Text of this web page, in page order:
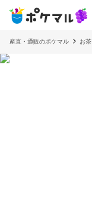
産直・通販のポケマル お茶